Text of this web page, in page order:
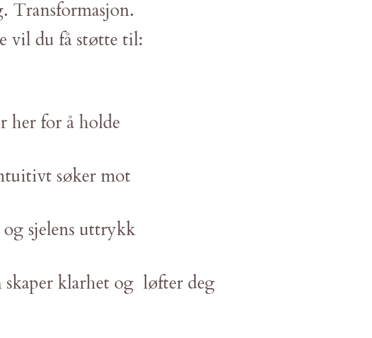
Transformasjon.
vil du få støtte til:
her for å holde
søker mot
sjelens uttrykk
skaper klarhet og løfter deg